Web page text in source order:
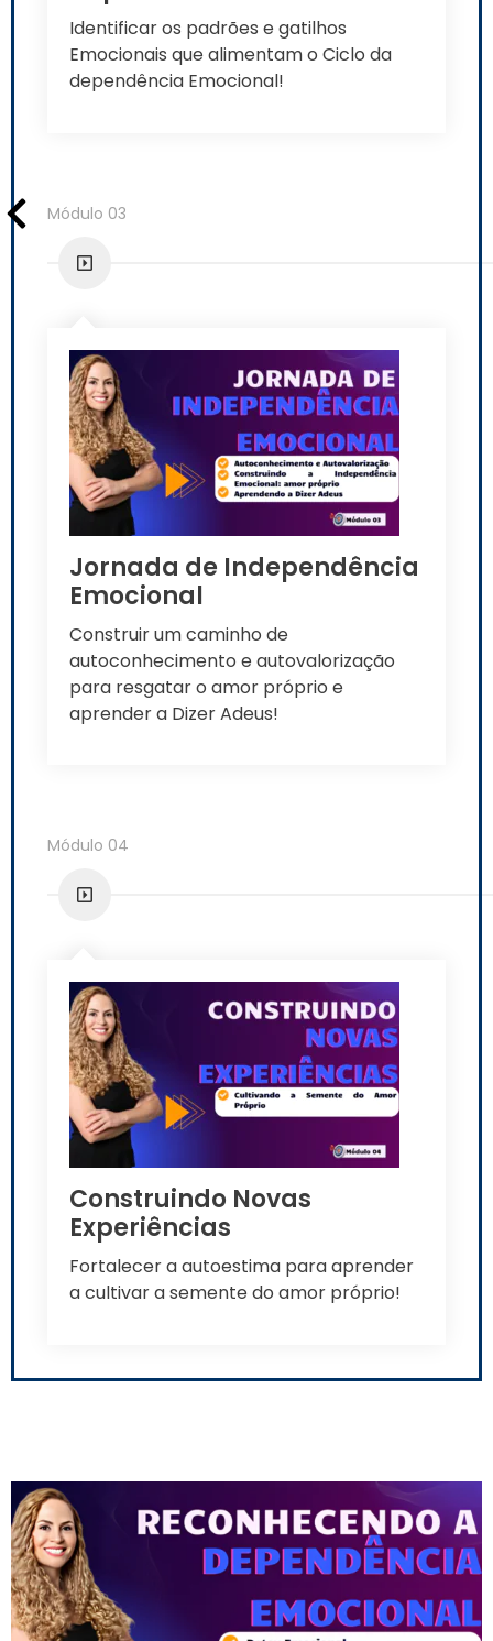
Identificar os padrões e gatilhos
Emocionais que alimentam o Ciclo da
dependência Emocional!
Módulo 03
Jornada de Independência
Emocional
Construir um caminho de
autoconhecimento e autovalorização
para resgatar o amor próprio e
aprender a Dizer Adeus!
Módulo 04
Construindo Novas
Experiências
Fortalecer a autoestima para aprender
a cultivar a semente do amor próprio!